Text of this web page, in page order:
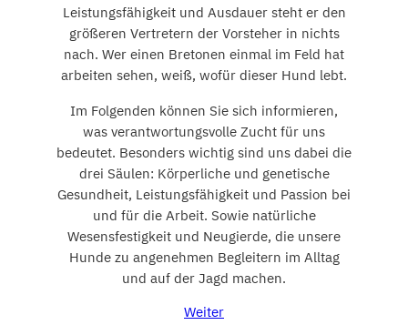
Leistungsfähigkeit und Ausdauer steht er den
größeren Vertretern der Vorsteher in nichts
nach. Wer einen Bretonen einmal im Feld hat
arbeiten sehen, weiß, wofür dieser Hund lebt.
Im Folgenden können Sie sich informieren,
was verantwortungsvolle Zucht für uns
bedeutet. Besonders wichtig sind uns dabei die
drei Säulen: Körperliche und genetische
Gesundheit, Leistungsfähigkeit und Passion bei
und für die Arbeit. Sowie natürliche
Wesensfestigkeit und Neugierde, die unsere
Hunde zu angenehmen Begleitern im Alltag
und auf der Jagd machen.
Weiter